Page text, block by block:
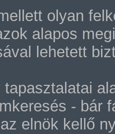
olyan
alapos
lehetett
- bár
elnök kellő